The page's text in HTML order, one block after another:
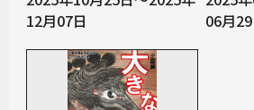
12月07日
06月